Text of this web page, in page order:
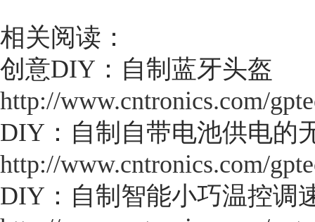
相关阅读：
创意DIY：自制蓝牙头盔
http://www.cntronics.com/
DIY：自制自带电池供电的
http://www.cntronics.com/
DIY：自制智能小巧温控调